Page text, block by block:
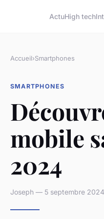
ActuHigh tech
Accueil›Smartphones
SMARTPHONES
mobile
2024
Joseph — 5 septembre